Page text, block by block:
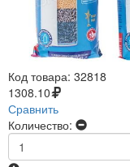
Код товара: 32818
1308.10
Сравнить
Количество: